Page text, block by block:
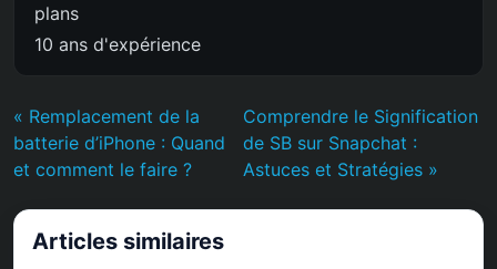
plans
10 ans d'expérience
« Remplacement de la
batterie d’iPhone : Quand
et comment le faire ?
Comprendre le Signification
de SB sur Snapchat :
Astuces et Stratégies »
Articles similaires